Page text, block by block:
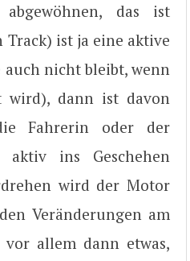
abgewöhnen, das ist
Track) ist ja eine aktive
nicht bleibt, wenn
wird), dann ist davon
Fahrerin oder der
aktiv ins Geschehen
wird der Motor
Veränderungen am
allem dann etwas,